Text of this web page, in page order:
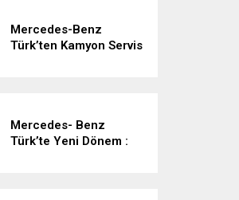
Mercedes-Benz
Türk’ten Kamyon Servis
Mercedes- Benz
Türk’te Yeni Dönem :